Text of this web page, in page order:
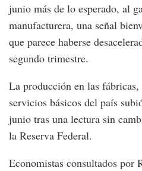
junio más de lo esperado, al
manufacturera, una señal
que parece haberse
segundo trimestre.
La producción en las fábricas,
servicios básicos del país
junio tras una lectura sin
la Reserva Federal.
Economistas consultados por